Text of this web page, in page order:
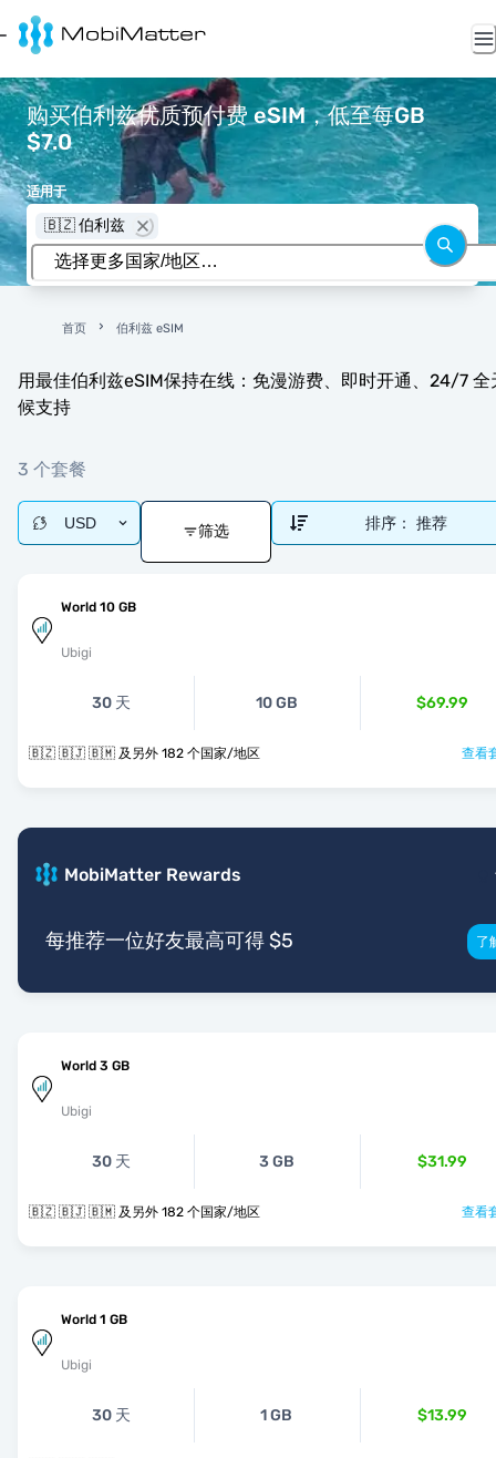
购买伯利兹优质预付费 eSIM，低至每GB
$7.0
适用于
🇧🇿 伯利兹
首页 伯利兹 eSIM
用最佳伯利兹eSIM保持在线：免漫游费、即时开通、24/7 全
候支持
3 个套餐
USD 筛选 排序： 推荐
World 10 GB
Ubigi
30 天 10 GB $69.99
🇧🇿 🇧🇯 🇧🇲 及另外 182 个国家/地区 查看
MobiMatter Rewards
每推荐一位好友最高可得 $5 了
World 3 GB
Ubigi
30 天 3 GB $31.99
🇧🇿 🇧🇯 🇧🇲 及另外 182 个国家/地区 查看
World 1 GB
Ubigi
30 天 1 GB $13.99